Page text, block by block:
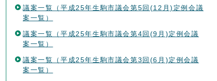
議案一覧（平成25年生駒市議会第5回(12月)定例会議
案一覧）
議案一覧（平成25年生駒市議会第4回(9月)定例会議
案一覧）
議案一覧（平成25年生駒市議会第3回(6月)定例会議
案一覧）